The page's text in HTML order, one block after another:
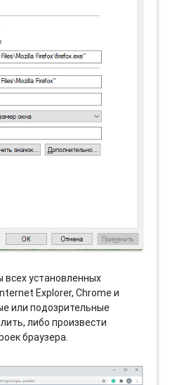
всех установленных
Explorer, Chrome и
или подозрительные
либо произвести
браузера.